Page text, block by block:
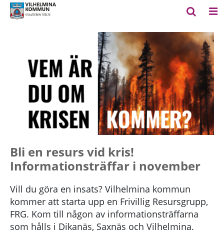
Bli en resurs vid kris!
Informationsträffar i november
Vill du göra en insats? Vilhelmina kommun
kommer att starta upp en Frivillig Resursgrupp,
FRG. Kom till någon av informationsträffarna
som hålls i Dikanäs, Saxnäs och Vilhelmina.